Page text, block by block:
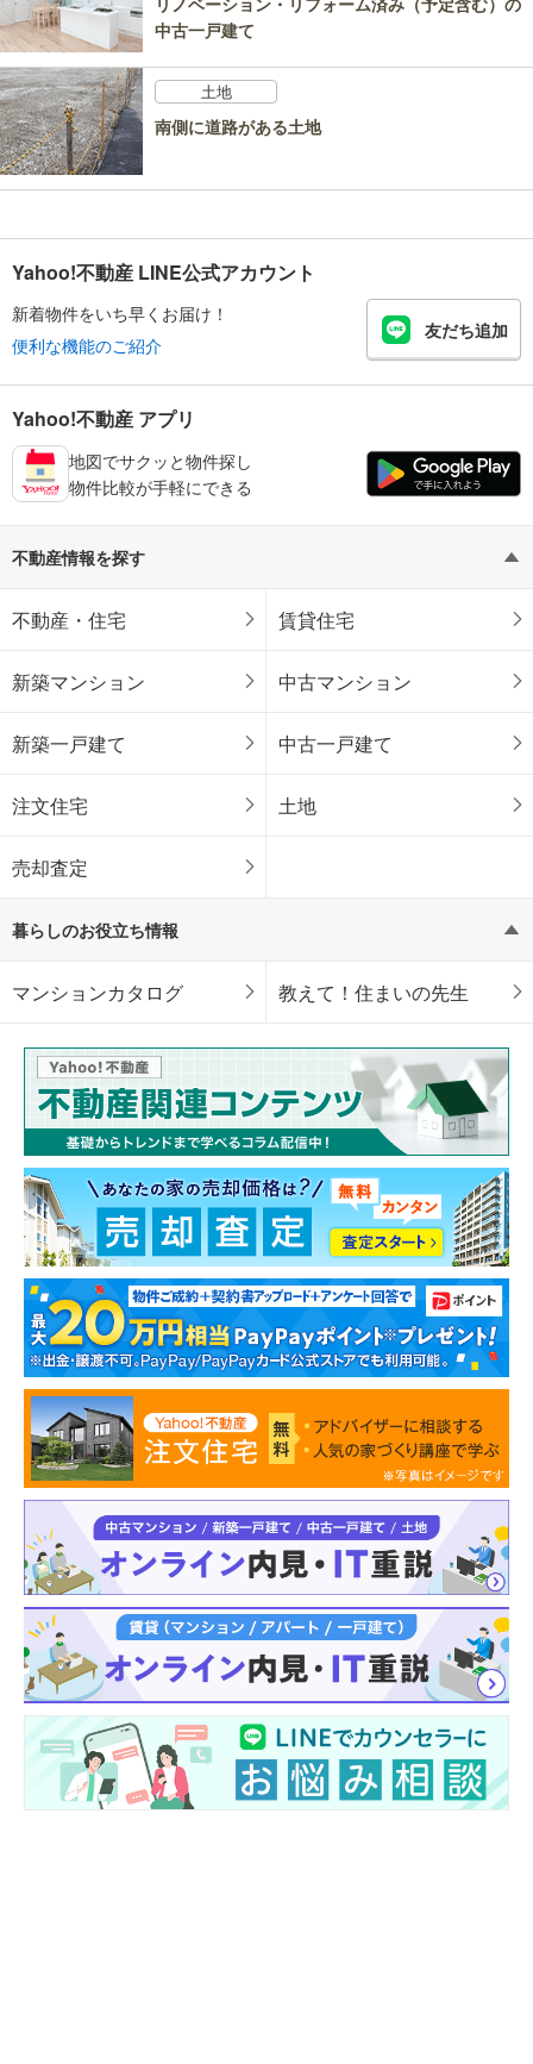
中古一戸建て
土地
南側に道路がある土地
Yahoo!不動産 LINE公式アカウント
新着物件をいち早くお届け！
便利な機能のご紹介
友だち追加
Yahoo!不動産 アプリ
地図でサクッと物件探し
物件比較が手軽にできる
不動産情報を探す
不動産・住宅 賃貸住宅
新築マンション 中古マンション
新築一戸建て 中古一戸建て
注文住宅 土地
売却査定
暮らしのお役立ち情報
マンションカタログ 教えて！住まいの先生